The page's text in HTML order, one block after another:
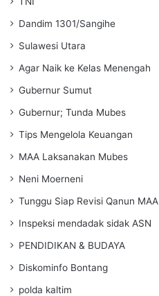
Dandim 1301/Sangihe
Sulawesi Utara
Agar Naik ke Kelas Menengah
Gubernur Sumut
Gubernur; Tunda Mubes
Tips Mengelola Keuangan
MAA Laksanakan Mubes
Neni Moerneni
Tunggu Siap Revisi Qanun MAA
Inspeksi mendadak sidak ASN
PENDIDIKAN & BUDAYA
Diskominfo Bontang
polda kaltim